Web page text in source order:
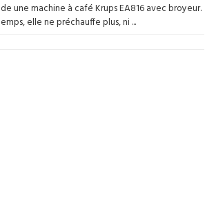
une machine à café Krups EA816 avec broyeur.
elle ne préchauffe plus, ni ...